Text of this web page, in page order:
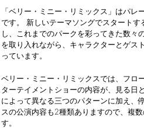
「ベリー・ミニー・リミックス」はパレ
です。 新しいテーマソングでスタート
し、これまでのパークを彩ってきた数々
を取り入れながら、キャラクターとゲス
っています。
ベリー・ミニー・リミックスでは、フロ
ターテイメントショーの内容が、見る日
によって異なる三つのパターンに加え、
スの公演内容も2種類ありますので、複
す。